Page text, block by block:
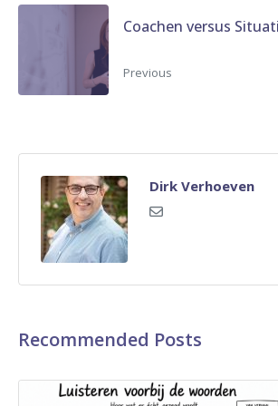
Coachen versus
Previous
Dirk Verhoeven
Recommended Posts